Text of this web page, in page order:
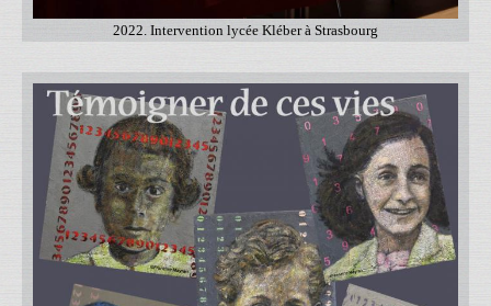
2022. Intervention lycée Kléber à Strasbourg